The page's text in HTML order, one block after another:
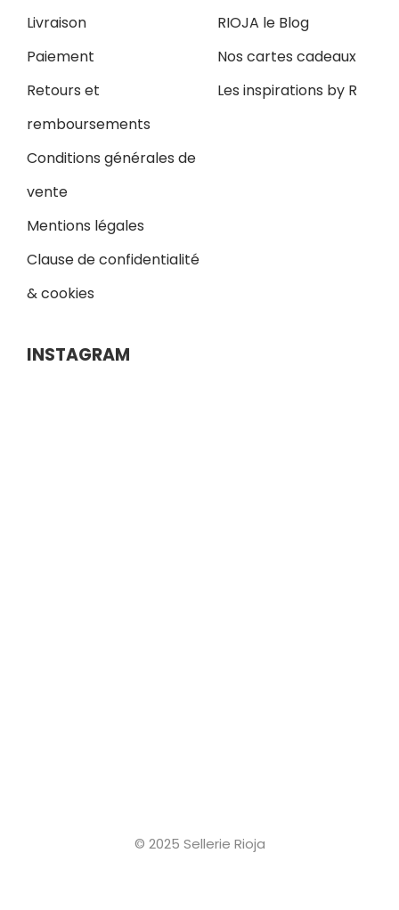
Livraison
Paiement
Retours et
remboursements
Conditions générales de
vente
Mentions légales
Clause de confidentialité
& cookies
RIOJA le Blog
Nos cartes cadeaux
Les inspirations by R
INSTAGRAM
© 2025 Sellerie Rioja